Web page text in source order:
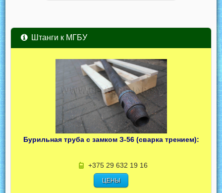
Штанги к МГБУ
Бурильная труба с замком З-56 (сварка трением):
+375 29 632 19 16
ЦЕНЫ